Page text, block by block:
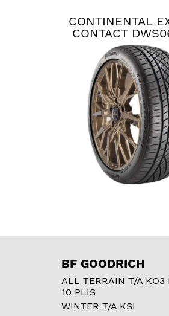
CONTINENTAL
CONTACT
BF GOODRICH
ALL TERRAIN T/A KO3
10 PLIS
WINTER T/A KSI